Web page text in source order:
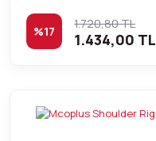
%17 1.720,80 TL
1.434,00 TL